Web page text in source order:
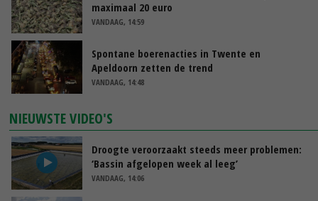
maximaal 20 euro
VANDAAG, 14:59
Spontane boerenacties in Twente en
Apeldoorn zetten de trend
VANDAAG, 14:48
NIEUWSTE VIDEO'S
Droogte veroorzaakt steeds meer problemen:
‘Bassin afgelopen week al leeg’
VANDAAG, 14:06